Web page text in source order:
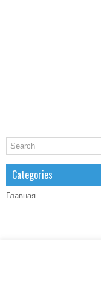
Categories
Главная